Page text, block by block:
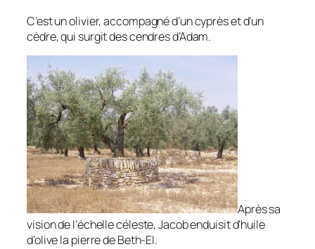
C’est un olivier, accompagné d’un cyprès et d’un
cèdre, qui surgit des cendres d’Adam.
Après sa
vision de l’échelle céleste, Jacob enduisit d’huile
d’olive la pierre de Beth-El.